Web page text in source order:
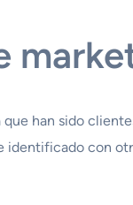
han sido
con